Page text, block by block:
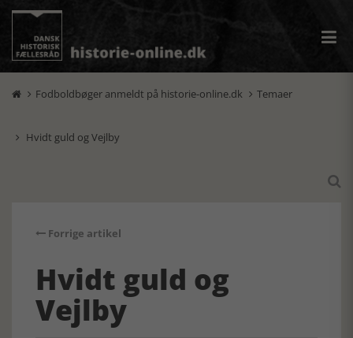
 Fodboldbøger anmeldt på historie-online.dk  Temaer
 Hvidt guld og Vejlby

Forrige artikel
Hvidt guld og
Vejlby